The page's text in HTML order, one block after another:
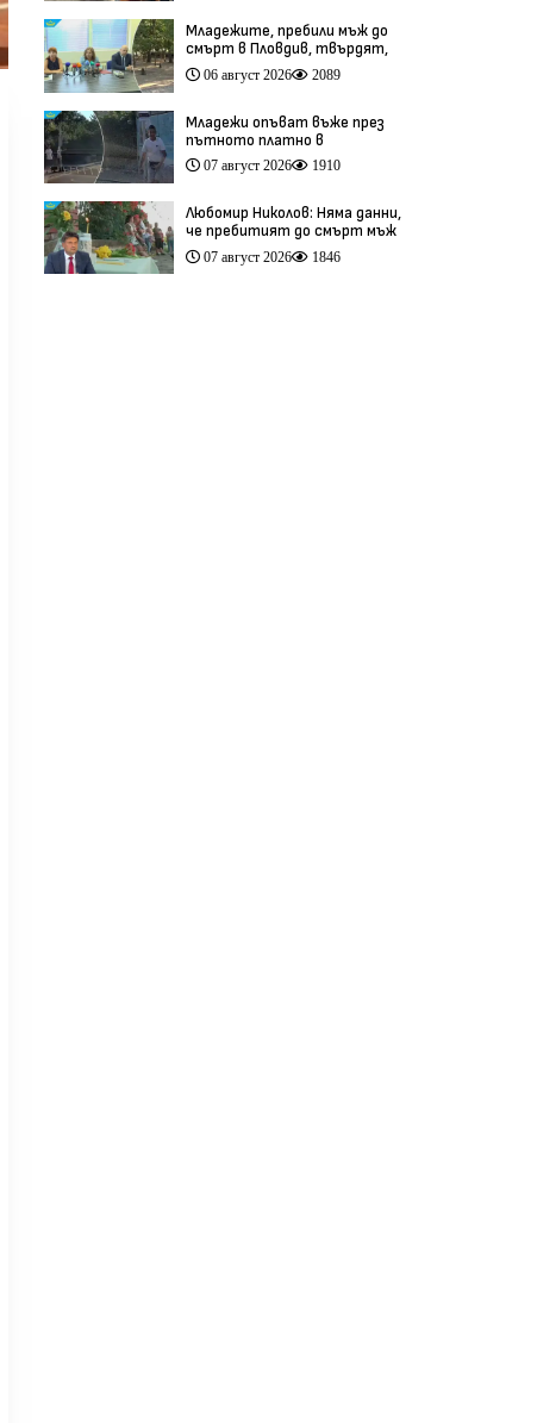
Младежите, пребили мъж до
смърт в Пловдив, твърдят,
че са „ловци на педофили”
(видео)
06 август 2026 2089
Младежи опъват въже през
пътното платно в
столичния квартал „Обеля“
(видео)
07 август 2026 1910
Любомир Николов: Няма данни,
че пребитият до смърт мъж
в Пловдив е бил педофил
(видео)
07 август 2026 1846